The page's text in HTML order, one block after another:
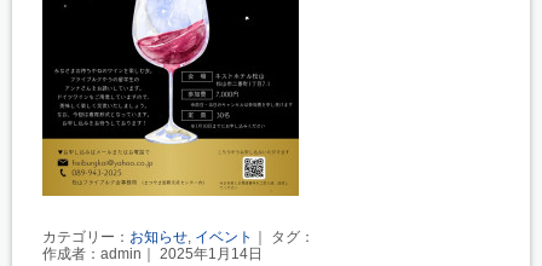
カテゴリー： お知らせ, イベント
｜ タグ：
作成者：admin｜ 2025年1月14日